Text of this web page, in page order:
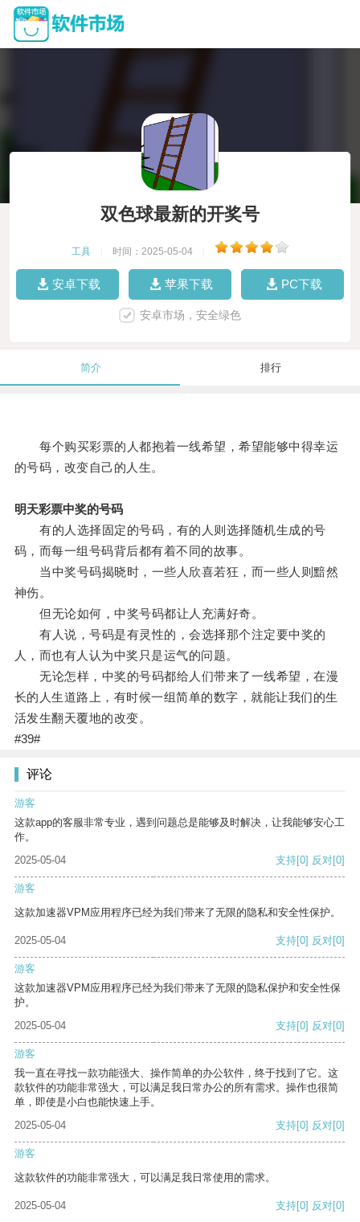
双色球最新的开奖号
工具 时间：2025-05-04
安卓下载 苹果下载 PC下载
安卓市场，安全绿色
简介 排行
每个购买彩票的人都抱着一线希望，希望能够中得幸运
的号码，改变自己的人生。
明天彩票中奖的号码
有的人选择固定的号码，有的人则选择随机生成的号
码，而每一组号码背后都有着不同的故事。
当中奖号码揭晓时，一些人欣喜若狂，而一些人则黯然
神伤。
但无论如何，中奖号码都让人充满好奇。
有人说，号码是有灵性的，会选择那个注定要中奖的
人，而也有人认为中奖只是运气的问题。
无论怎样，中奖的号码都给人们带来了一线希望，在漫
长的人生道路上，有时候一组简单的数字，就能让我们的生
活发生翻天覆地的改变。
#39#
评论
游客
这款app的客服非常专业，遇到问题总是能够及时解决，让我能够安心工
作。
2025-05-04
支持[0] 反对[0]
游客
这款加速器VPM应用程序已经为我们带来了无限的隐私和安全性保护。
2025-05-04 支持[0] 反对[0]
游客
这款加速器VPM应用程序已经为我们带来了无限的隐私保护和安全性保
护。
2025-05-04
支持[0] 反对[0]
游客
我一直在寻找一款功能强大、操作简单的办公软件，终于找到了它。这
款软件的功能非常强大，可以满足我日常办公的所有需求。操作也很简
单，即使是小白也能快速上手。
2025-05-04
支持[0] 反对[0]
游客
这款软件的功能非常强大，可以满足我日常使用的需求。
2025-05-04 支持[0] 反对[0]